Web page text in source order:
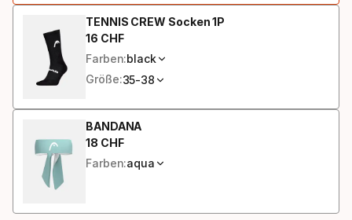
TENNIS CREW Socken 1P
16 CHF
Endpreis
Farben:black
Größe:35-38
BANDANA
18 CHF
Endpreis
Farben:aqua